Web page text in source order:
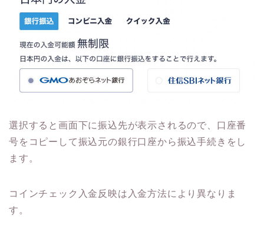
選択すると画面下に振込先が表示されるので、口座番
号をコピーして振込元の銀行口座から振込手続きをし
ます。
コインチェック入金反映は入金方法により異なりま
す。